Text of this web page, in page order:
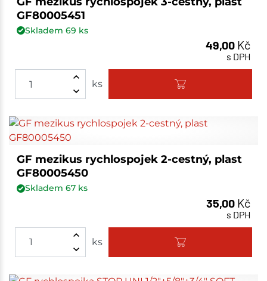
GF80005451
Skladem 69 ks
49,00 Kč
s DPH
ks
GF mezikus rychlospojek 2-cestný, plast
GF80005450
Skladem 67ks
35,00 Kč
s DPH
ks